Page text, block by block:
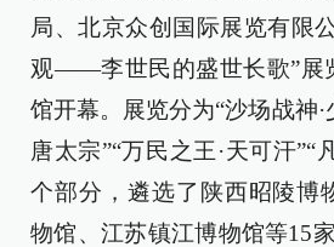
局、北京众创国际展览有限
观——李世民的盛世长歌”展
馆开幕。展览分为“沙场战神·
唐太宗”“万民之王·天可汗”“
个部分，遴选了陕西昭陵博
物馆、江苏镇江博物馆等15